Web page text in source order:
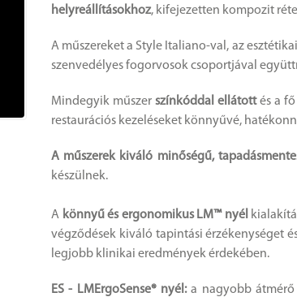
helyreállításokhoz, kifejezetten kompozit
A műszereket a Style Italiano-val, az
szenvedélyes fogorvosok csoportjával
Mindegyik műszer színkóddal ellátottés a fő
restaurációs kezeléseket könnyűvé,
A műszerek kiváló minőségű,
készülnek.
A könnyű és ergonomikus LM™ nyél
végződések kiváló tapintási érzékenységet
legjobb klinikai eredmények érdekében.
ES - LMErgoSense® nyél:a nagyobb